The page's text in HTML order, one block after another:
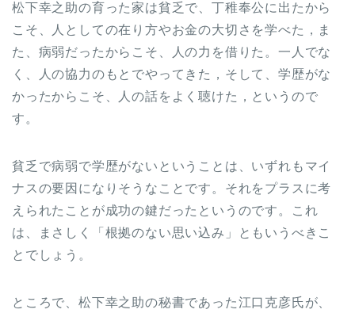
松下幸之助の育った家は貧乏で、丁稚奉公に出たから
こそ、人としての在り方やお金の大切さを学べた，ま
た、病弱だったからこそ、人の力を借りた。一人でな
く、人の協力のもとでやってきた，そして、学歴がな
かったからこそ、人の話をよく聴けた，というので
す。
貧乏で病弱で学歴がないということは、いずれもマイ
ナスの要因になりそうなことです。それをプラスに考
えられたことが成功の鍵だったというのです。これ
は、まさしく「根拠のない思い込み」ともいうべきこ
とでしょう。
ところで、松下幸之助の秘書であった江口克彦氏が、